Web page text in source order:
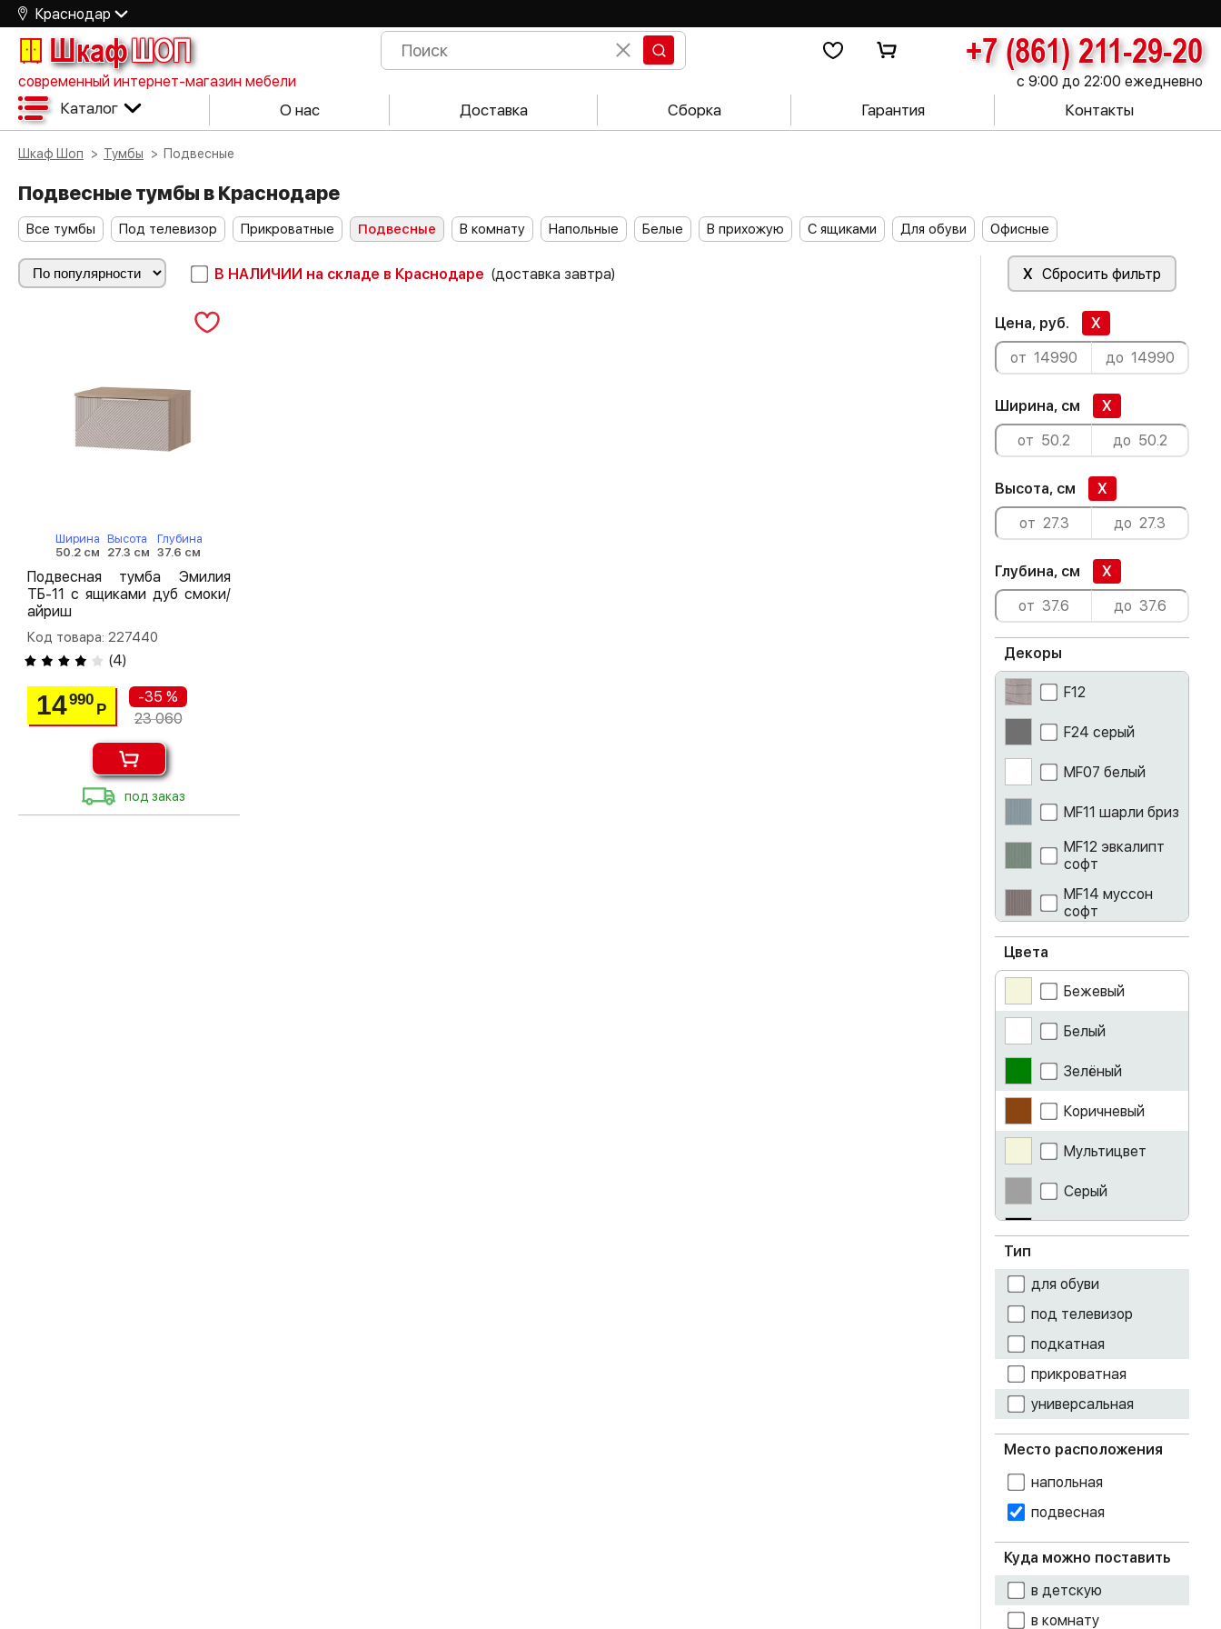
Краснодар
ШкафШОП +7 (861) 211-29-20
современный интернет-магазин мебели с 9:00 до 22:00 ежедневно
Каталог О нас Доставка Сборка Гарантия Контакты
Шкаф Шоп Тумбы Подвесные
Подвесные тумбы в Краснодаре
Все тумбы Под телевизор Прикроватные Подвесные В комнату Напольные Белые В прихожую С ящиками Для обуви Офисные
В НАЛИЧИИ на складе в Краснодаре (доставка завтра)
Ширина
50.2 см
Высота
27.3 см
Глубина
37.6 см
Подвесная тумба Эмилия
ТБ-11 с ящиками дуб смоки/
айриш
Код товара: 227440
(4)
14990
Р
-35 %
23 060
под заказ
X Сбросить фильтр
Цена, руб. X
Ширина, см X
Высота, см X
Глубина, см X
Декоры
F12
F24 серый
MF07 белый
MF11 шарли бриз
MF12 эвкалипт
софт
MF14 муссон
софт
ателье светлое
белый
белый глянец
белый лак
бетон
венге
графит
дуб белфорт
дуб золотой
крафт
дуб каньон
дуб крафт белый
дуб смоки
дуб сонома
карбон вулкан
Цвета
Бежевый
Белый
Зелёный
Коричневый
Мультицвет
Серый
Тип
для обуви
под телевизор
подкатная
прикроватная
универсальная
Место расположения
напольная
подвесная
Куда можно поставить
в детскую
в комнату